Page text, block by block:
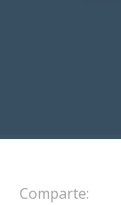
Comparte: